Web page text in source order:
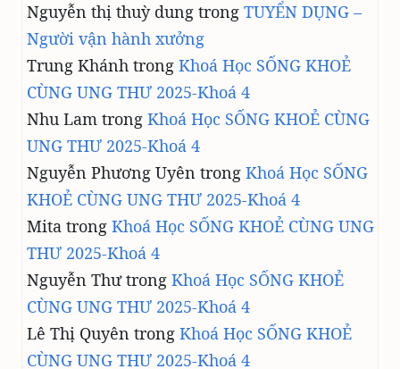
Nguyễn thị thuỳ dung trong TUYỂN DỤNG –
Người vận hành xưởng
Trung Khánh trong Khoá Học SỐNG KHOẺ
CÙNG UNG THƯ 2025-Khoá 4
Nhu Lam trong Khoá Học SỐNG KHOẺ CÙNG
UNG THƯ 2025-Khoá 4
Nguyễn Phương Uyên trong Khoá Học SỐNG
KHOẺ CÙNG UNG THƯ 2025-Khoá 4
Mita trong Khoá Học SỐNG KHOẺ CÙNG UNG
THƯ 2025-Khoá 4
Nguyễn Thưtrong Khoá Học SỐNG KHOẺ
CÙNG UNG THƯ 2025-Khoá 4
Lê Thị Quyên trong Khoá Học SỐNG KHOẺ
CÙNG UNG THƯ 2025-Khoá 4